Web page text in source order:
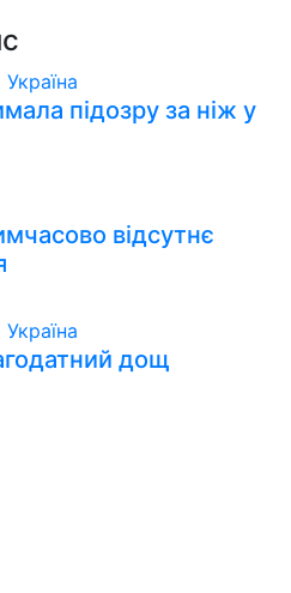
Україна
підозру за ніж у
відсутнє
Україна
дощ